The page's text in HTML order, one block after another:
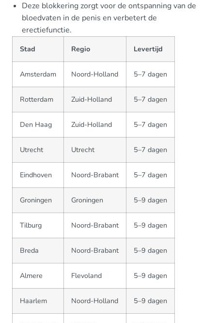
Deze blokkering zorgt voor de ontspanning van de
bloedvaten in de penis en verbetert de
erectiefunctie.
Stad Regio Levertijd
Amsterdam Noord-Holland 5–7 dagen
Rotterdam Zuid-Holland 5–7 dagen
Den Haag Zuid-Holland 5–7 dagen
Utrecht Utrecht 5–7 dagen
Eindhoven Noord-Brabant 5–7 dagen
Groningen Groningen 5–9 dagen
Tilburg Noord-Brabant 5–9 dagen
Breda Noord-Brabant 5–9 dagen
Almere Flevoland 5–9 dagen
Haarlem Noord-Holland 5–9 dagen